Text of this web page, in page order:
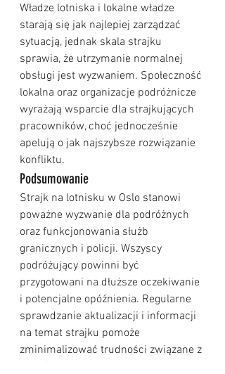
Władze lotniska i lokalne władze
starają się jak najlepiej zarządzać
sytuacją, jednak skala strajku
sprawia, że utrzymanie normalnej
obsługi jest wyzwaniem. Społeczność
lokalna oraz organizacje podróżnicze
wyrażają wsparcie dla strajkujących
pracowników, choć jednocześnie
apelują o jak najszybsze rozwiązanie
konfliktu.
Podsumowanie
Strajk na lotnisku w Oslo stanowi
poważne wyzwanie dla podróżnych
oraz funkcjonowania służb
granicznych i policji. Wszyscy
podróżujący powinni być
przygotowani na dłuższe oczekiwanie
i potencjalne opóźnienia. Regularne
sprawdzanie aktualizacji i informacji
na temat strajku pomoże
zminimalizować trudności związane z